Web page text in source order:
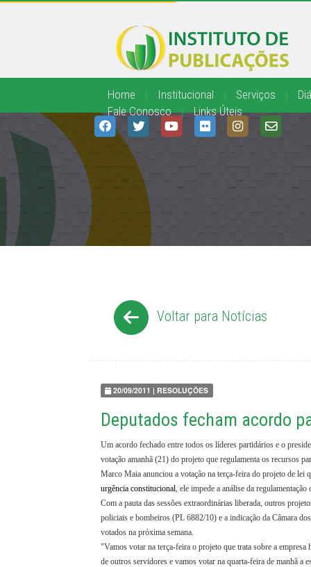
Home Institucional Serviços
Fale Conosco
| Links Úteis
Voltar para Notícias
20/09/2011 | RESOLUÇÕES
Deputados fecham acordo
Um acordo fechado entre todos os líderes partidários e o
votação amanhã (21) do projeto que regulamenta os recursos
Marco Maia anunciou a votação na terça-feira do projeto de lei
urgência constitucional, ele impede a análise da
Com a pauta das sessões extraordinárias liberada, outros
policiais e bombeiros (PL 6882/10) e a indicação da Câmara
votados na próxima semana.
"Vamos votar na terça-feira o projeto que trata sobre a
de outros servidores e vamos votar na quarta-feira de manhã